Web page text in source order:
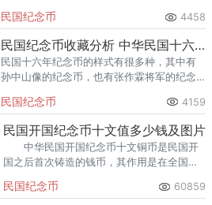
新型造币厂，成为西南机制货币重要基地之
一。
民国纪念币 4458
民国纪念币收藏分析 中华民国十六年纪念币有何收藏价值？
民国十六年纪念币的样式有很多种，其中有
孙中山像的纪念币，也有张作霖将军的纪念
民国十六年纪念币有何收藏价值。
民国纪念币 4159
民国开国纪念币十文值多少钱及图片
中华民国开国纪念币十文铜币是民国开
国之后首次铸造的钱币，其作用是在全国范
民国纪念币 60859